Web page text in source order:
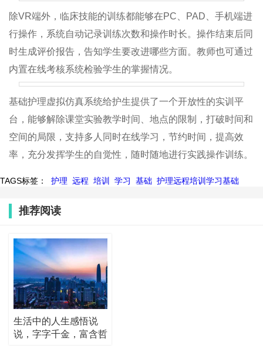
除VR端外，临床技能的训练都能够在PC、PAD、手机端进
行操作，系统自动记录训练次数和操作时长。操作结束后同
时生成评价报告，告知学生要改进哪些方面。教师也可通过
内置在线考核系统检验学生的掌握情况。
基础护理虚拟仿真系统给护生提供了一个开放性的实训平
台，能够解除课堂实验教学时间、地点的限制，打破时间和
空间的局限，支持多人同时在线学习，节约时间，提高效
率，充分发挥学生的自觉性，随时随地进行实践操作训练。
TAGS标签： 护理 远程 培训 学习 基础 护理远程培训学习基础
推荐阅读
生活中的人生感悟说
说，字字千金，富含哲